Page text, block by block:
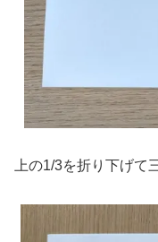
上の1/3を折り下げて